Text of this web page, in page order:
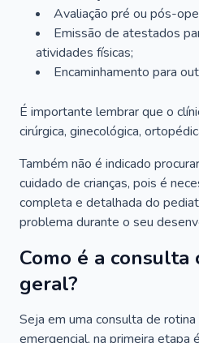
Avaliação pré ou pós-
Emissão de atestados
atividades físicas;
Encaminhamento para
É importante lembrar que o
cirúrgica, ginecológica,
Também não é indicado
cuidado de crianças, pois é
completa e detalhada do
problema durante o seu
Como é a consulta
geral?
Seja em uma consulta de
emergencial, na primeira etapa